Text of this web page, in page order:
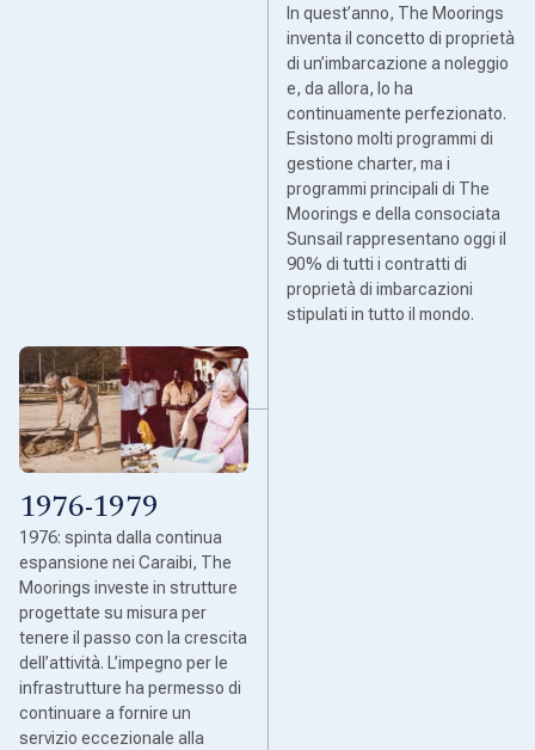
In quest’anno, The Moorings
inventa il concetto di proprietà
di un’imbarcazione a noleggio
e, da allora, lo ha
continuamente perfezionato.
Esistono molti programmi di
gestione charter, ma i
programmi principali di The
Moorings e della consociata
Sunsail rappresentano oggi il
90% di tutti i contratti di
proprietà di imbarcazioni
stipulati in tutto il mondo.
1976-1979
1976: spinta dalla continua
espansione nei Caraibi, The
Moorings investe in strutture
progettate su misura per
tenere il passo con la crescita
dell’attività. L’impegno per le
infrastrutture ha permesso di
continuare a fornire un
servizio eccezionale alla